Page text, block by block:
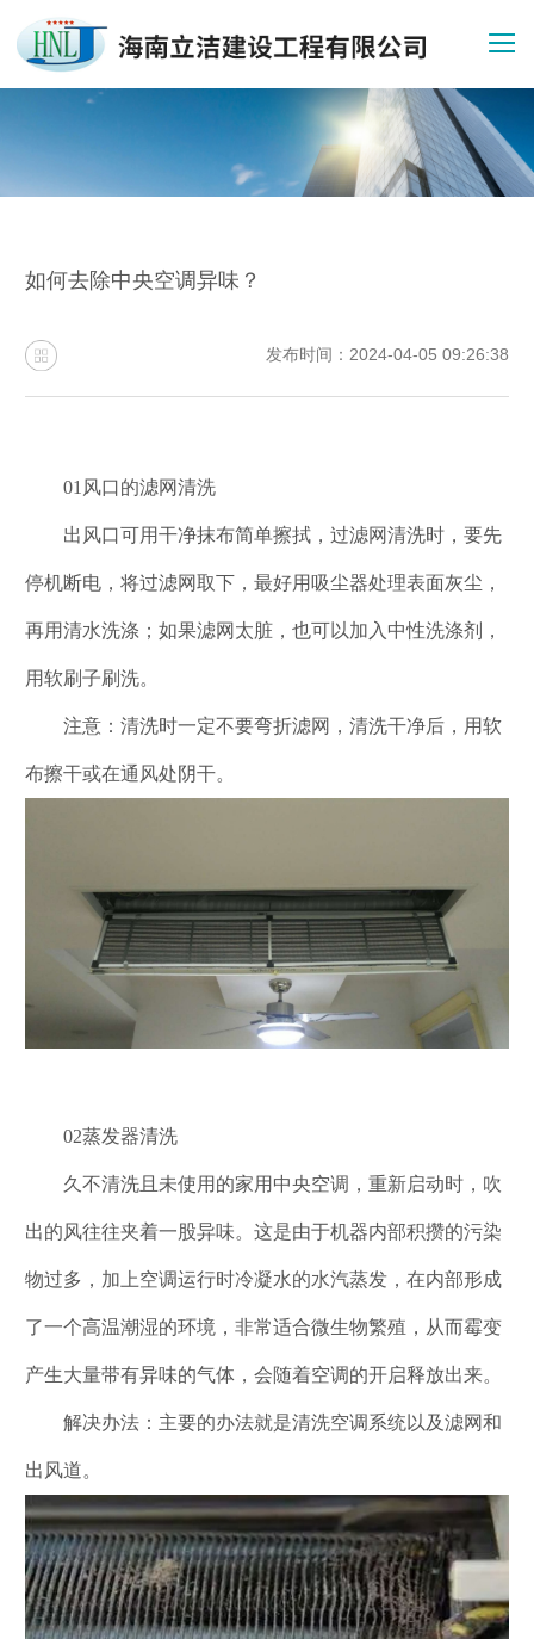
如何去除中央空调异味？
发布时间：2024-04-05 09:26:38
01风口的滤网清洗
出风口可用干净抹布简单擦拭，过滤网清洗时，要先
停机断电，将过滤网取下，最好用吸尘器处理表面灰尘，
再用清水洗涤；如果滤网太脏，也可以加入中性洗涤剂，
用软刷子刷洗。
注意：清洗时一定不要弯折滤网，清洗干净后，用软
布擦干或在通风处阴干。
02蒸发器清洗
久不清洗且未使用的家用中央空调，重新启动时，吹
出的风往往夹着一股异味。这是由于机器内部积攒的污染
物过多，加上空调运行时冷凝水的水汽蒸发，在内部形成
了一个高温潮湿的环境，非常适合微生物繁殖，从而霉变
产生大量带有异味的气体，会随着空调的开启释放出来。
解决办法：主要的办法就是清洗空调系统以及滤网和
出风道。